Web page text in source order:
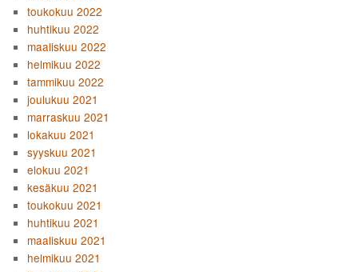
toukokuu 2022
huhtikuu 2022
maaliskuu 2022
helmikuu 2022
tammikuu 2022
joulukuu 2021
marraskuu 2021
lokakuu 2021
syyskuu 2021
elokuu 2021
kesäkuu 2021
toukokuu 2021
huhtikuu 2021
maaliskuu 2021
helmikuu 2021